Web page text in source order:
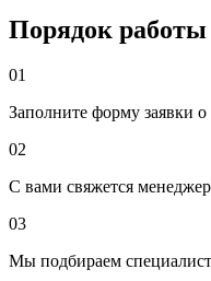
Порядок работы
01
Заполните форму заявки
02
С вами свяжется
03
Мы подбираем